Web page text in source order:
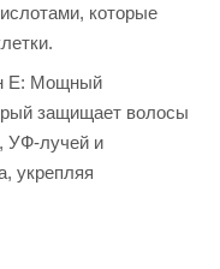
которые
E: Мощный
защищает волосы
УФ-лучей и
укрепляя